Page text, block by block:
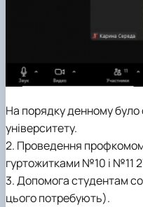
На порядку денному було
університету.
2. Проведення профкомом
гуртожитками №10 і №11
3. Допомога студентам
цього потребують).